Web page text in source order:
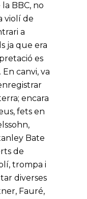
BBC, no
violí de
a
ja que era
es
canvi, va
encara
fets en
Bate
de
trompa i
diverses
Fauré,